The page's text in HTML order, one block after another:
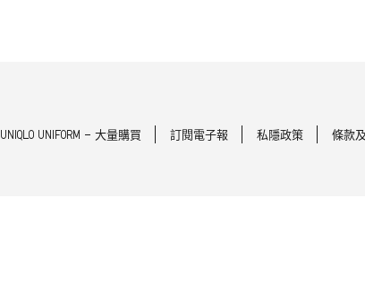
UNIQLO UNIFORM - 大量購買 訂閱電子報 私隱政策 條款